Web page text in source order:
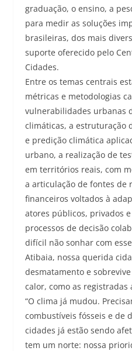
graduação, o ensino, a
para medir as soluções
brasileiras, dos mais
suporte oferecido pelo
Cidades.
Entre os temas centrais
métricas e metodologias
vulnerabilidades urbanas
climáticas, a estruturação
e predição climática
urbano, a realização de
em territórios reais, com
a articulação de fontes de
financeiros voltados à
atores públicos, privados
processos de decisão
difícil não sonhar com
Atibaia, nossa querida
desmatamento e
calor, como as
“O clima já mudou.
combustíveis fósseis e de
cidades já estão sendo
tem um norte: nossa